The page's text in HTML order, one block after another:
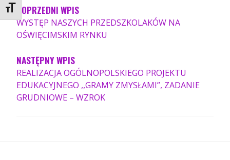
ZMIEŃ ROZMIAR CZCIONEK
POPRZEDNI WPIS
WYSTĘP NASZYCH PRZEDSZKOLAKÓW NA
OŚWIĘCIMSKIM RYNKU
NASTĘPNY WPIS
REALIZACJA OGÓLNOPOLSKIEGO PROJEKTU
EDUKACYJNEGO ,,GRAMY ZMYSŁAMI”, ZADANIE
GRUDNIOWE – WZROK